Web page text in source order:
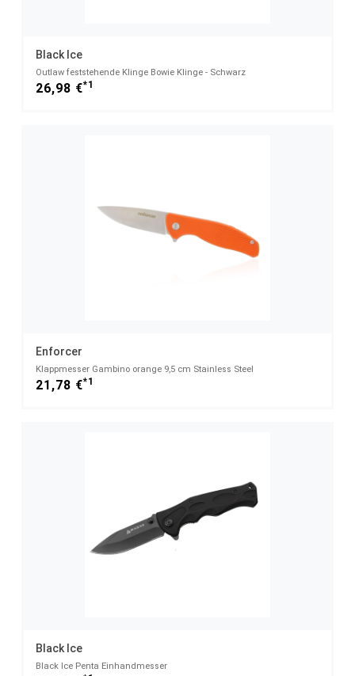
Black Ice
Outlaw feststehende Klinge Bowie Klinge - Schwarz
26,98 €*1
Enforcer
Klappmesser Gambino orange 9,5 cm Stainless Steel
21,78 €*1
Black Ice
Black Ice Penta Einhandmesser